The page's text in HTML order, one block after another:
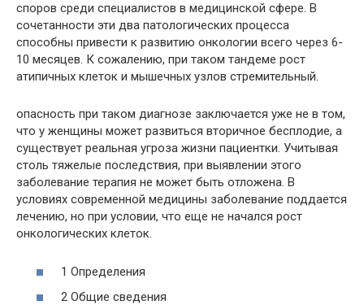
споров среди специалистов в медицинской сфере. В
сочетанности эти два патологических процесса
способны привести к развитию онкологии всего через 6-
10 месяцев. К сожалению, при таком тандеме рост
атипичных клеток и мышечных узлов стремительный.
опасность при таком диагнозе заключается уже не в том,
что у женщины может развиться вторичное бесплодие, а
существует реальная угроза жизни пациентки. Учитывая
столь тяжелые последствия, при выявлении этого
заболевание терапия не может быть отложена. В
условиях современной медицины заболевание поддается
лечению, но при условии, что еще не начался рост
онкологических клеток.
1 Определения
2 Общие сведения